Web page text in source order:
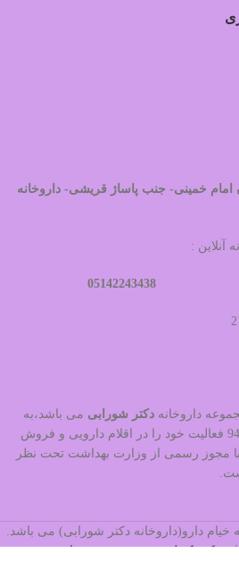
امام خمینی- جنب پاساژ قریشی- داروخانه
آنلاین :
داروخانه دکتر شورابی می باشد،به
عنوان وب سایت معتبر از سال 94 فعالیت خود را در اقلام دارویی و فروش
مجوز رسمی از وزارت بهداشت تحت نظر
دارو(داروخانه دکتر شورابی) می باشد.
مرکز تکنولوژی هوشمند شهرجاب